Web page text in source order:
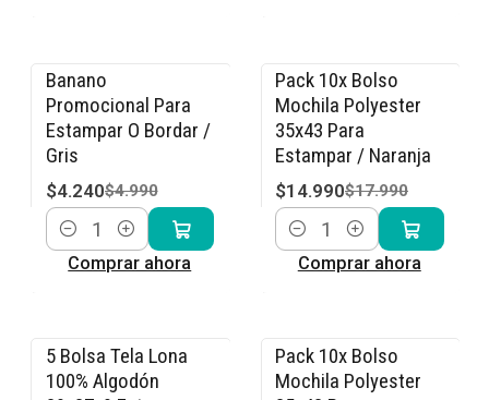
-15% OFF
Banano
Promocional Para
Estampar O Bordar /
Gris
$4.240$4.990
Cantidad
Comprar ahora
-17% OFF
Pack 10x Bolso
Mochila Polyester
35x43 Para
Estampar / Naranja
$14.990$17.990
Cantidad
Comprar ahora
-15% OFF
5 Bolsa Tela Lona
100% Algodón
-17% OFF
Pack 10x Bolso
Mochila Polyester